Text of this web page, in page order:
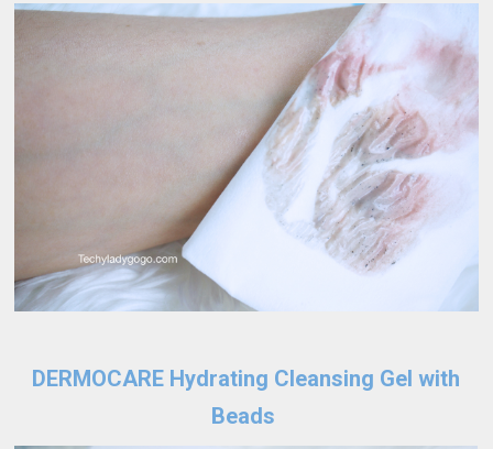
DERMOCARE Hydrating Cleansing Gel with
Beads